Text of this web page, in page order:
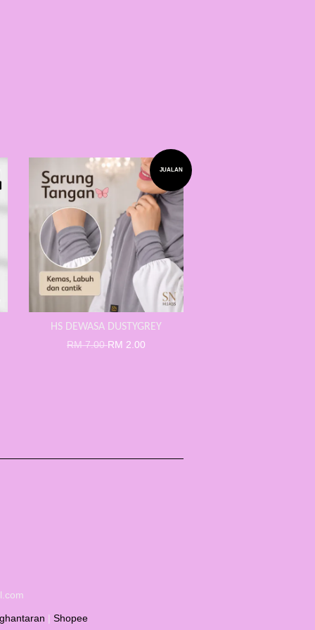
JUALAN
HS DEWASA DUSTYGREY
RM 7.00RM 2.00
| Shopee